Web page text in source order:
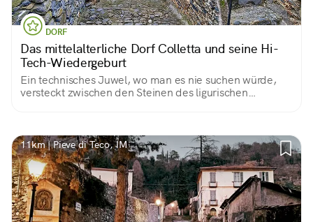
DORF
Das mittelalterliche Dorf Colletta und seine Hi-
Tech-Wiedergeburt
Ein technisches Juwel, wo man es nie suchen würde,
versteckt zwischen den Steinen des ligurischen
11km | Pieve di Teco, IM